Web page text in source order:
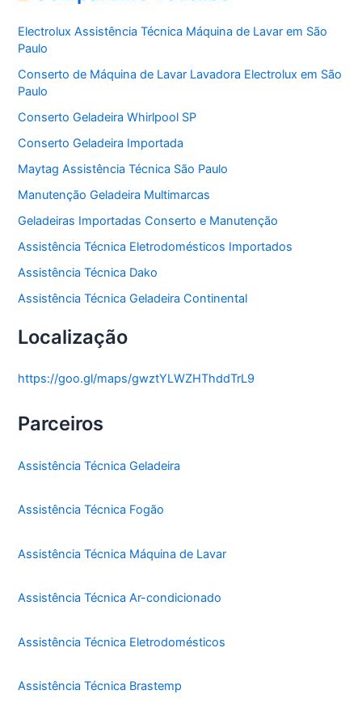
r
i
a
s
Electrolux Assistência Técnica Máquina de Lavar em São
Paulo
Conserto de Máquina de Lavar Lavadora Electrolux em São
Paulo
Conserto Geladeira Whirlpool SP
Conserto Geladeira Importada
Maytag Assistência Técnica São Paulo
Manutenção Geladeira Multimarcas
Geladeiras Importadas Conserto e Manutenção
Assistência Técnica Eletrodomésticos Importados
Assistência Técnica Dako
Assistência Técnica Geladeira Continental
Localização
https://goo.gl/maps/gwztYLWZHThddTrL9
Parceiros
Assistência Técnica Geladeira
Assistência Técnica Fogão
Assistência Técnica Máquina de Lavar
Assistência Técnica Ar-condicionado
Assistência Técnica Eletrodomésticos
Assistência Técnica Brastemp